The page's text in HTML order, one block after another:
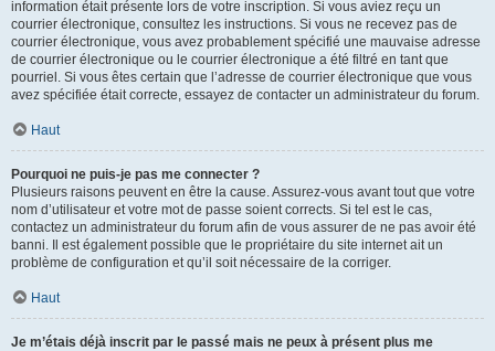
information était présente lors de votre inscription. Si vous aviez reçu un
courrier électronique, consultez les instructions. Si vous ne recevez pas de
courrier électronique, vous avez probablement spécifié une mauvaise adresse
de courrier électronique ou le courrier électronique a été filtré en tant que
pourriel. Si vous êtes certain que l’adresse de courrier électronique que vous
avez spécifiée était correcte, essayez de contacter un administrateur du forum.
Haut
Pourquoi ne puis-je pas me connecter ?
Plusieurs raisons peuvent en être la cause. Assurez-vous avant tout que votre
nom d’utilisateur et votre mot de passe soient corrects. Si tel est le cas,
contactez un administrateur du forum afin de vous assurer de ne pas avoir été
banni. Il est également possible que le propriétaire du site internet ait un
problème de configuration et qu’il soit nécessaire de la corriger.
Haut
Je m’étais déjà inscrit par le passé mais ne peux à présent plus me